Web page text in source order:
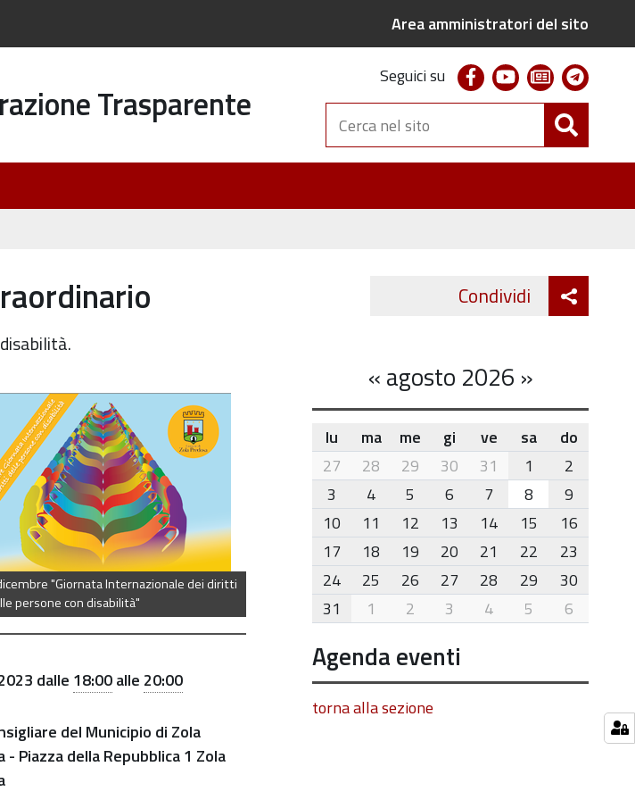
Area amministratori del sito
Trasparente
Seguici su facebookyoutubenewsletter
Cerca
nel
sito
"Giornata Internazionale dei diritti
persone con disabilità"
dalle 18:00alle 20:00
del Municipio di Zola
- Piazza della Repubblica 1 Zola
Condividi Twitter
«agosto 2026 »
month-
8
lu ma me gi ve sa
do
27
28 29 30 31 1
2
3
4 5 6 7 8
9
10
11 12 13 14 15
16
17
18 19 20 21 22
23
24
25 26 27 28 29
30
31
1 2 3 4 5 6
Agenda eventi
torna alla sezione